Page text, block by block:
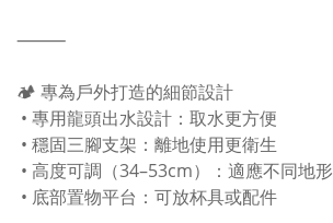
⸻
🏕️ 專為戶外打造的細節設計
• 專用龍頭出水設計：取水更方便
• 穩固三腳支架：離地使用更衛生
• 高度可調（34–53cm）：適應不同地形
• 底部置物平台：可放杯具或配件